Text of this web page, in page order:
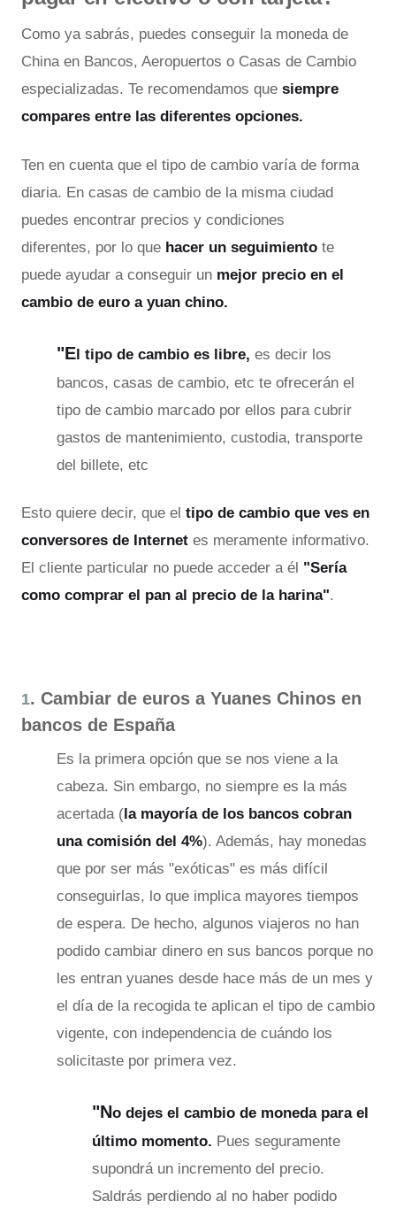
Como ya sabrás, puedes conseguir la moneda de
China en Bancos, Aeropuertos o Casas de Cambio
especializadas. Te recomendamos que siempre
compares entre las diferentes opciones.
Ten en cuenta que el tipo de cambio varía de forma
diaria. En casas de cambio de la misma ciudad
puedes encontrar precios y condiciones
diferentes, por lo que hacer un seguimiento te
puede ayudar a conseguir un mejor precio en el
cambio de euro a yuan chino.
"El tipo de cambio es libre, es decir los
bancos, casas de cambio, etc te ofrecerán el
tipo de cambio marcado por ellos para cubrir
gastos de mantenimiento, custodia, transporte
del billete, etc
Esto quiere decir, que el tipo de cambio que ves en
conversores de Internet es meramente informativo.
El cliente particular no puede acceder a él "Sería
como comprar el pan al precio de la harina".
1. Cambiar de euros a Yuanes Chinos en
bancos de España
Es la primera opción que se nos viene a la
cabeza. Sin embargo, no siempre es la más
acertada ( la mayoría de los bancos cobran
una comisión del 4%). Además, hay monedas
que por ser más "exóticas" es más difícil
conseguirlas, lo que implica mayores tiempos
de espera. De hecho, algunos viajeros no han
podido cambiar dinero en sus bancos porque no
les entran yuanes desde hace más de un mes y
el día de la recogida te aplican el tipo de cambio
vigente, con independencia de cuándo los
solicitaste por primera vez.
"No dejes el cambio de moneda para el
último momento. Pues seguramente
supondrá un incremento del precio.
Saldrás perdiendo al no haber podido